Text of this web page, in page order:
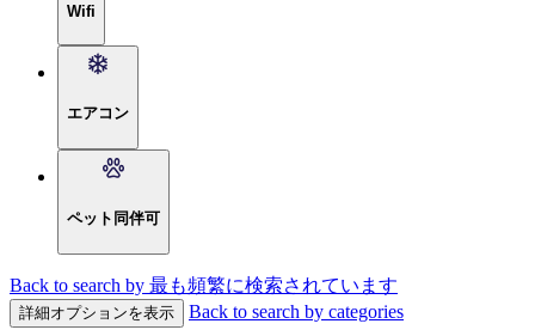
Wifi
エアコン
ペット同伴可
Back to search by 最も頻繁に検索されています
詳細オプションを表示 Back to search by categories